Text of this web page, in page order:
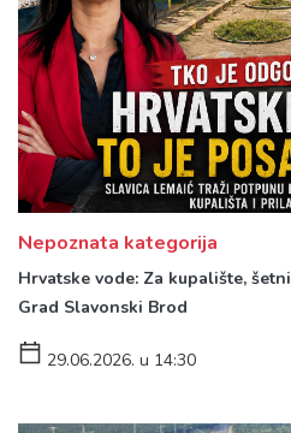
Nepoznata kategorija
Hrvatske vode: Za kupalište,
Grad Slavonski Brod
29.06.2026. u 14:30